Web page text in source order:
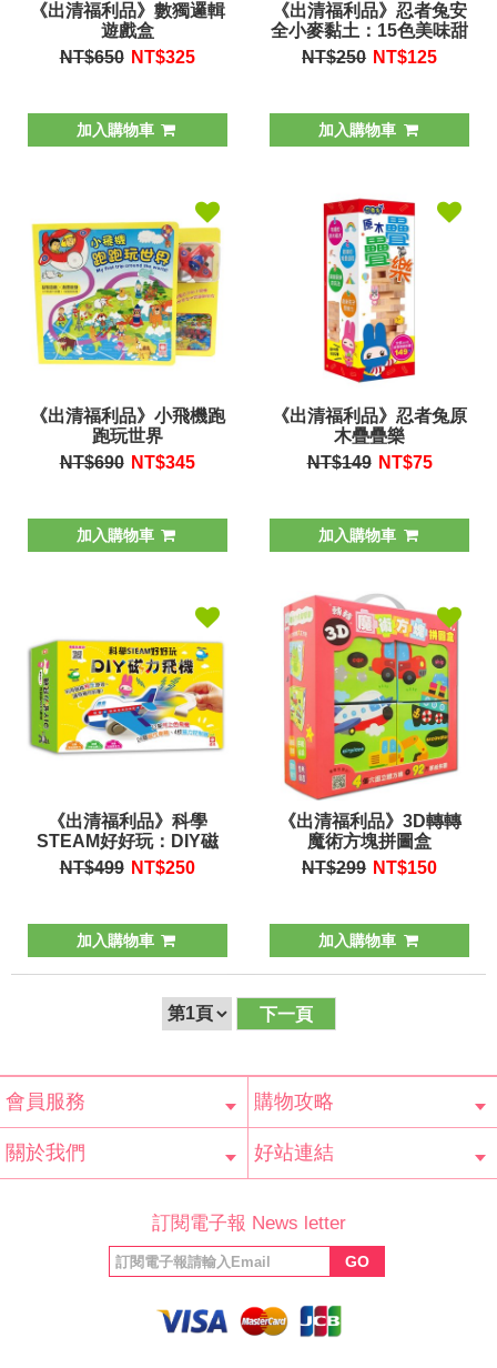
《出清福利品》數獨邏輯
遊戲盒
NT$650 NT$325
加入購物車
《出清福利品》忍者兔安
全小麥黏土：15色美味甜
點澎派包
NT$250 NT$125
加入購物車
《出清福利品》小飛機跑
跑玩世界
NT$690 NT$345
加入購物車
《出清福利品》忍者兔原
木疊疊樂
NT$149 NT$75
加入購物車
《出清福利品》科學
STEAM好好玩：DIY磁
力飛機
NT$499 NT$250
加入購物車
《出清福利品》3D轉轉
魔術方塊拼圖盒
NT$299 NT$150
加入購物車
下一頁
會員服務
會員辨法
客服信箱
隱私條款
網站導覽
購物攻略
常見問題
購物說明
訂單查詢
關於我們 好站連結
福利協會
絲專頁
訂閱電子報 News letter
GO